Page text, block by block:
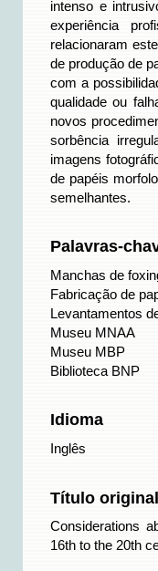
intenso e
experiência
relacionaram
de produção de
com a
qualidade ou
novos
sorbência
imagens
de papéis
semelhantes.
Palavras-
Manchas de
Fabricação de
Levantamentos
Museu MNAA
Museu MBP
Biblioteca BNP
Idioma
Inglês
Título original
Considerations
16th to the 20th